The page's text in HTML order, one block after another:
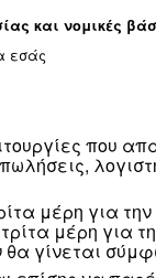
προστασίας
είναι η
ο Υπεύθυνος